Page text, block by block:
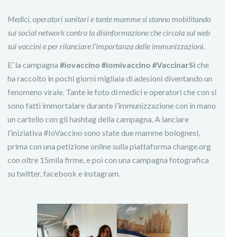
Medici, operatori sanitari e tante mamme si stanno mobilitando
sui social network contro la disinformazione che circola sul web
sui vaccini e per rilanciare l’importanza delle immunizzazioni.
E’ la campagna #iovaccino #iomivaccino #VaccinarSì che
ha raccolto in pochi giorni migliaia di adesioni diventando un
fenomeno virale. Tante le foto di medici e operatori che con si
sono fatti immortalare durante l’immunizzazione con in mano
un cartello con gli hashtag della campagna. A lanciare
l’iniziativa #IoVaccino sono state due mamme bolognesi,
prima con una petizione online sulla piattaforma change.org
con oltre 15mila firme, e poi con una campagna fotografica
su twitter, facebook e instagram.